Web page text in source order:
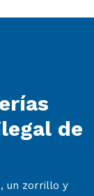
de
un zorrillo y